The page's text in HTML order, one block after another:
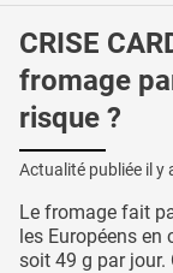
CRISE
fromage
risque ?
Actualité publiée il y
Le fromage fait
les Européens en
soit 49 g par jour.